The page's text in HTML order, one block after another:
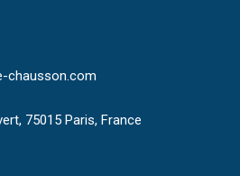
chausson.com
75015 Paris, France